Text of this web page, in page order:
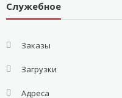
Служебное
Заказы
Загрузки
Адреса